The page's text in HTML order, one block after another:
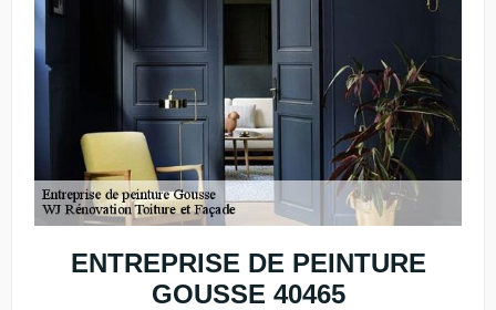
ENTREPRISE DE PEINTURE
GOUSSE 40465